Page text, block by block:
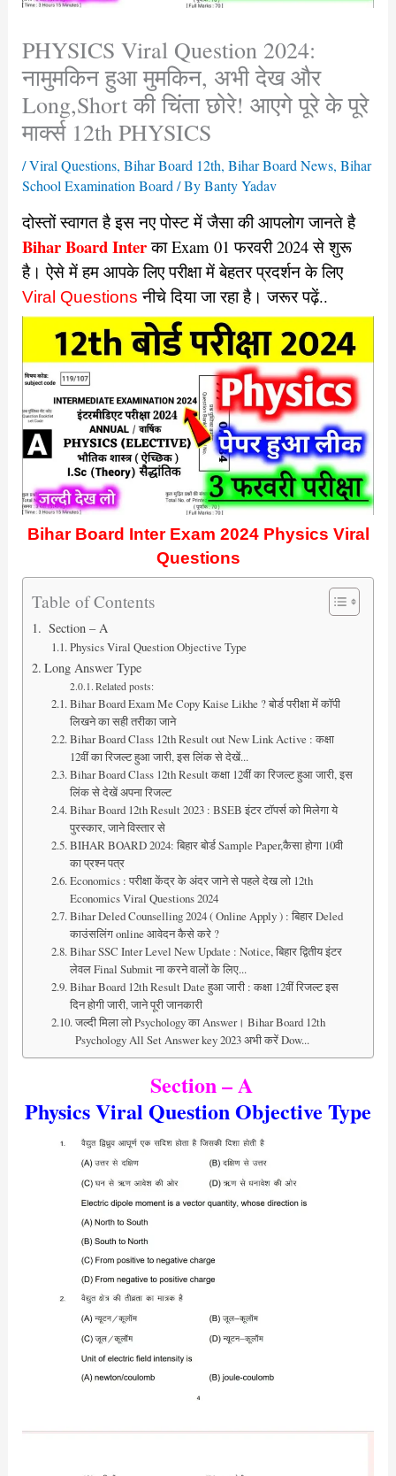
PHYSICS Viral Question 2024:
नामुमकिन हुआ मुमकिन, अभी देख और
Long,Short की चिंता छोरे! आएगे पूरे के पूरे
मार्क्स 12th PHYSICS
/Viral Questions, Bihar Board 12th, Bihar Board News, Bihar
School Examination Board/ ByBanty Yadav
दोस्तों स्वागत है इस नए पोस्ट में जैसा की आपलोग जानते है
Bihar Board Interका Exam 01 फरवरी 2024 से शुरू
है। ऐसे में हम आपके लिए परीक्षा में बेहतर प्रदर्शन के लिए
Viral Questions नीचे दिया जा रहा है। जरूर पढ़ें..
Bihar Board Inter Exam 2024 Physics Viral
Questions
Table of Contents
Section – A
Physics Viral Question Objective Type
Long Answer Type
Related posts:
Bihar Board Exam Me Copy Kaise Likhe ? बोर्ड परीक्षा में कॉपी
लिखने का सही तरीका जाने
Bihar Board Class 12th Result out New Link Active : कक्षा
12वीं का रिजल्ट हुआ जारी, इस लिंक से देखें...
Bihar Board Class 12th Result कक्षा 12वीं का रिजल्ट हुआ जारी, इस
लिंक से देखें अपना रिजल्ट
Bihar Board 12th Result 2023 : BSEB इंटर टॉपर्स को मिलेगा ये
पुरस्कार, जाने विस्तार से
BIHAR BOARD 2024: बिहार बोर्ड Sample Paper,कैसा होगा 10वी
का प्रश्न पत्र
Economics : परीक्षा केंद्र के अंदर जाने से पहले देख लो 12th
Economics Viral Questions 2024
Bihar Deled Counselling 2024 ( Online Apply ) : बिहार Deled
काउंसलिंग online आवेदन कैसे करे ?
Bihar SSC Inter Level New Update : Notice, बिहार द्वितीय इंटर
लेवल Final Submit ना करने वालों के लिए...
Bihar Board 12th Result Date हुआ जारी : कक्षा 12वीं रिजल्ट इस
दिन होगी जारी, जाने पूरी जानकारी
जल्दी मिला लो Psychology का Answer। Bihar Board 12th
Psychology All Set Answer key 2023 अभी करें Dow...
Section – A
Physics Viral Question Objective Type